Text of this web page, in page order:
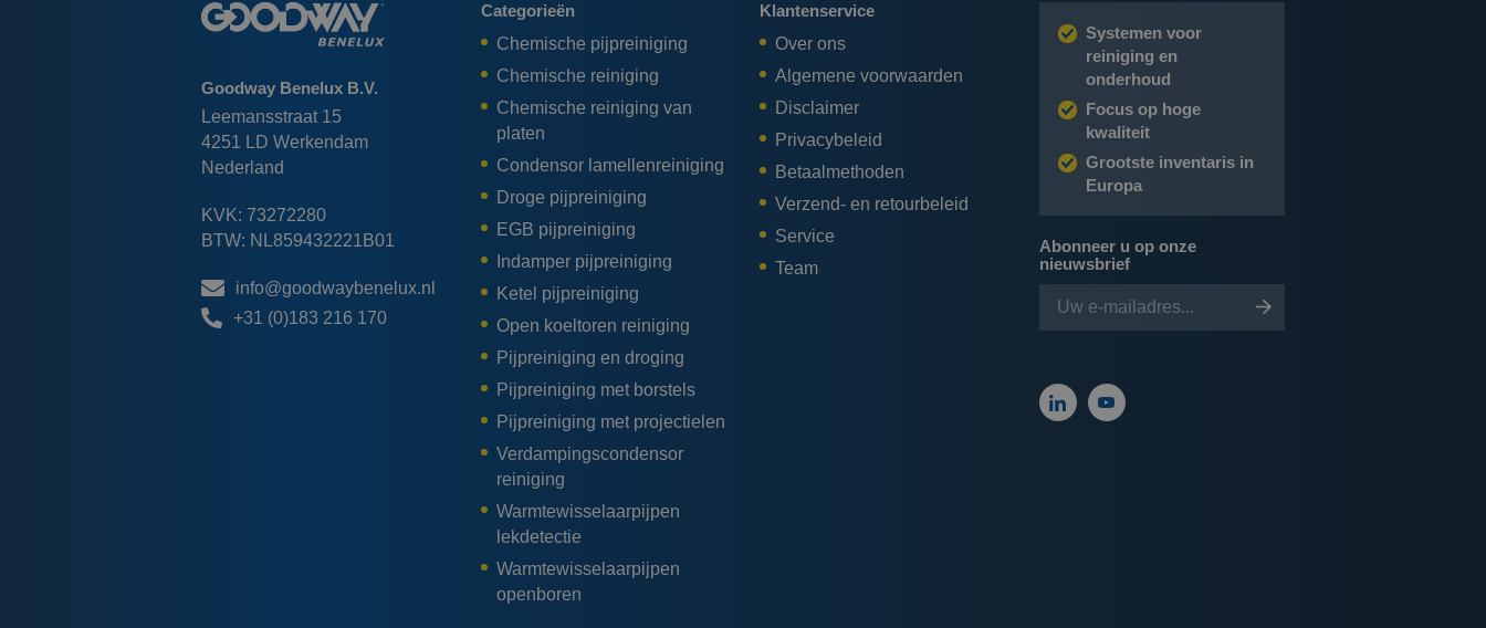
Goodway Benelux B.V.
Leemansstraat 15
4251 LD Werkendam
Nederland
KVK: 73272280
BTW: NL859432221B01
info@goodwaybenelux.nl
+31 (0)183 216 170
Categorieën
Chemische pijpreiniging
Chemische reiniging
Chemische reiniging van
platen
Condensor lamellenreiniging
Droge pijpreiniging
EGB pijpreiniging
Indamper pijpreiniging
Ketel pijpreiniging
Open koeltoren reiniging
Pijpreiniging en droging
Pijpreiniging met borstels
Pijpreiniging met projectielen
Verdampingscondensor
reiniging
Warmtewisselaarpijpen
lekdetectie
Warmtewisselaarpijpen
openboren
Klantenservice
Over ons
Algemene voorwaarden
Disclaimer
Privacybeleid
Betaalmethoden
Verzend- en retourbeleid
Service
Team
Systemen voor
reiniging en
onderhoud
Focus op hoge
kwaliteit
Grootste inventaris in
Europa
Abonneer u op onze
nieuwsbrief